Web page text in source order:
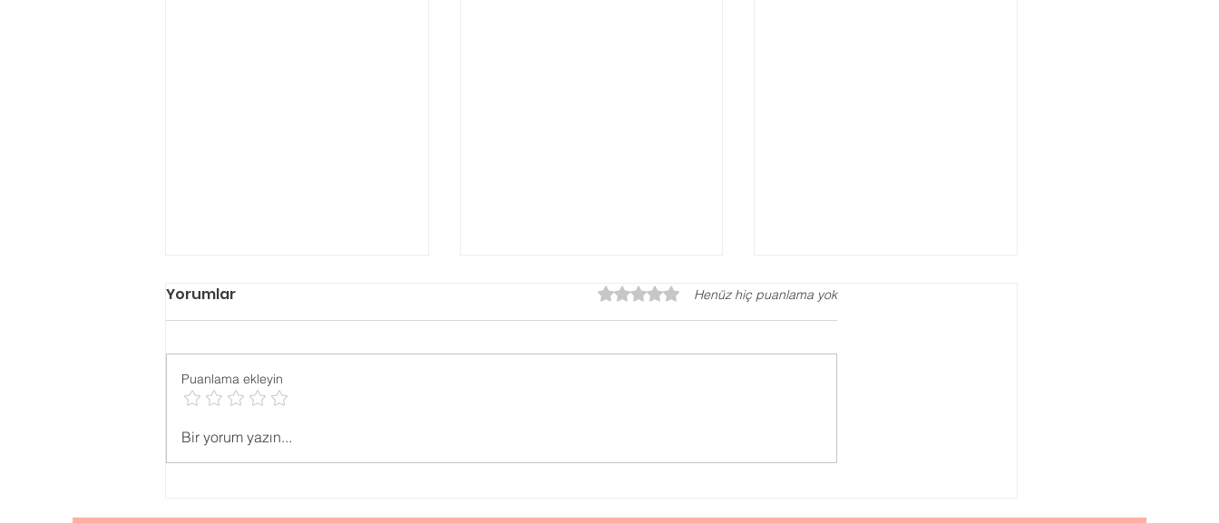
11. Sınıftan YKS
Hazırlanmak
Yaşı Hesaplama
Danışmanlığı, YKS Tercih
Yorumlar 5 üzerinden 0 yıldızHenüz hiç puanlama yok
Puanlama ekleyin
Bir yorum yazın...